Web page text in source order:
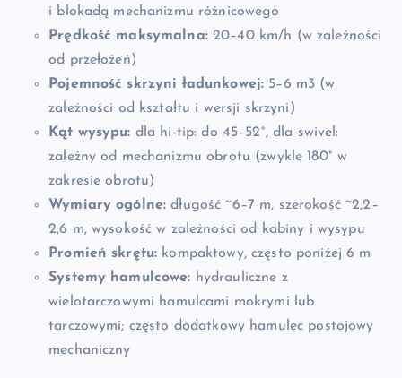
i blokadą mechanizmu różnicowego
Prędkość maksymalna:20–40 km/h (w zależności
od przełożeń)
Pojemność skrzyni ładunkowej: 5–6 m3 (w
zależności od kształtu i wersji skrzyni)
Kąt wysypu: dla hi-tip: do 45–52°, dla swivel:
zależny od mechanizmu obrotu (zwykle 180° w
zakresie obrotu)
Wymiary ogólne: długość ~6–7 m, szerokość ~2,2–
2,6 m, wysokość w zależności od kabiny i wysypu
Promień skrętu: kompaktowy, często poniżej 6 m
Systemy hamulcowe: hydrauliczne z
wielotarczowymi hamulcami mokrymi lub
tarczowymi; często dodatkowy hamulec postojowy
mechaniczny